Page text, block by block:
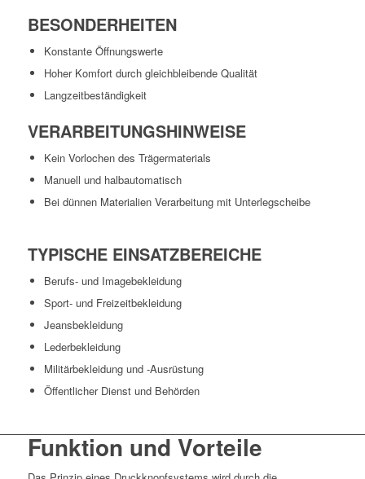
BESONDERHEITEN
Konstante Öffnungswerte
Hoher Komfort durch gleichbleibende Qualität
Langzeitbeständigkeit
VERARBEITUNGSHINWEISE
Kein Vorlochen des Trägermaterials
Manuell und halbautomatisch
Bei dünnen Materialien Verarbeitung mit Unterlegscheibe
TYPISCHE EINSATZBEREICHE
Berufs- und Imagebekleidung
Sport- und Freizeitbekleidung
Jeansbekleidung
Lederbekleidung
Militärbekleidung und -Ausrüstung
Öffentlicher Dienst und Behörden
Funktion und Vorteile